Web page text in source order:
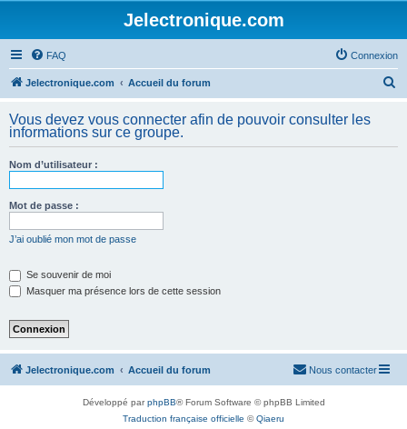
Jelectronique.com
FAQ Connexion
Jelectronique.com Accueil du forum
h
Vous devez vous connecter afin de pouvoir consulter les
informations sur ce groupe.
Nom d’utilisateur :
Mot de passe :
J’ai oublié mon mot de passe
Se souvenir de moi
Masquer ma présence lors de cette session
Jelectronique.com Accueil du forum Nous contacter
Développé parphpBB® Forum Software © phpBB Limited
Traduction française officielle ©Qiaeru